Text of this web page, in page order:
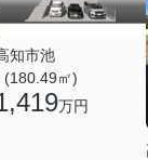
知市池
(180.49㎡)
万円